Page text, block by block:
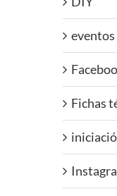
eventos
Fichas